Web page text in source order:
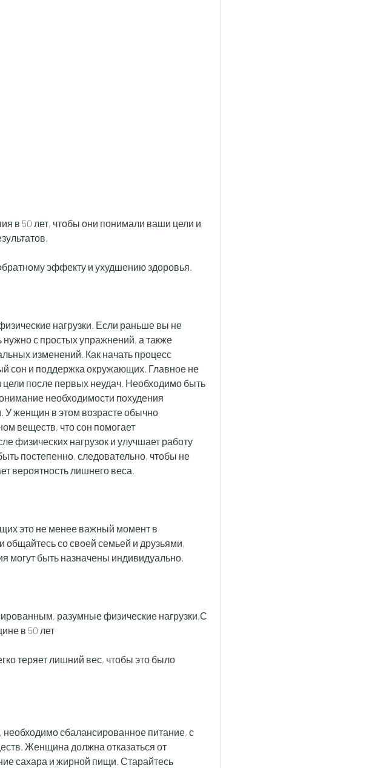
эффекту и ухудшению здоровья.
нагрузки. Если раньше вы не
с простых упражнений, а также
изменений. Как начать процесс
сон и поддержка окружающих. Главное не
цели после первых неудач. Необходимо быть
необходимости похудения
У женщин в этом возрасте обычно
веществ, что сон помогает
физических нагрузок и улучшает работу
постепенно, следовательно, чтобы не
вероятность лишнего веса.
это не менее важный момент в
общайтесь со своей семьей и друзьями,
могут быть назначены индивидуально.
разумные физические нагрузки,С
в 50 лет
теряет лишний вес, чтобы это было
сбалансированное питание, с
Женщина должна отказаться от
сахара и жирной пищи. Старайтесь